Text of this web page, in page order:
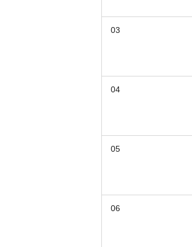
03
04
05
06